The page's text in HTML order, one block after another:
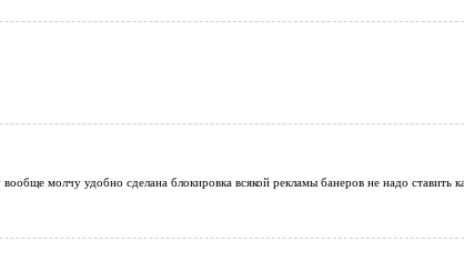
молчу удобно сделана блокировка всякой рекламы банеров не надо ставить